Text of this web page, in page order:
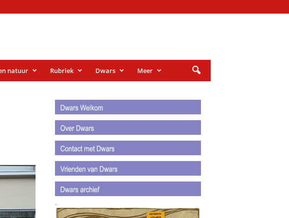
natuur Rubriek Dwars Meer
.